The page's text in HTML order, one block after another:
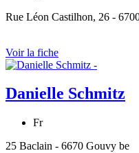
Rue Léon Castilhon, 26 -
Voir la fiche
Danielle Schmitz
Fr
25 Baclain - 6670 Gouvy be